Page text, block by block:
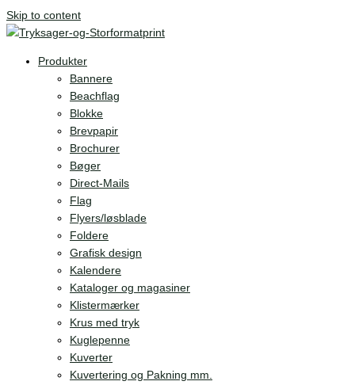
Skip to content
Produkter
Bannere
Beachflag
Blokke
Brevpapir
Brochurer
Bøger
Direct-Mails
Flag
Flyers/løsblade
Foldere
Grafisk design
Kalendere
Kataloger og magasiner
Klistermærker
Krus med tryk
Kuglepenne
Kuverter
Kuvertering og Pakning mm.